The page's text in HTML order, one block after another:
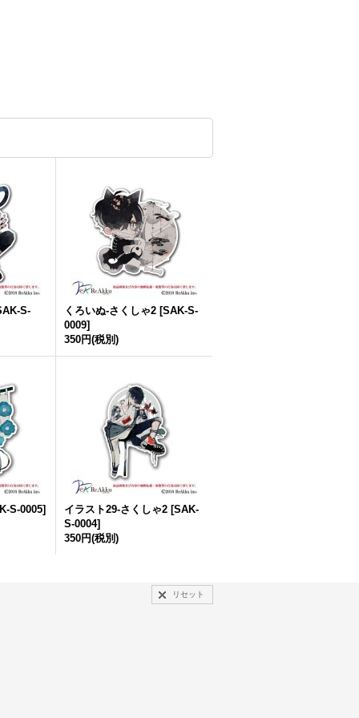
S- くろいぬ-さくしゃ2 [SAK-S-
0009]
350円(税別)
S-0005] イラスト29-さくしゃ2 [SAK-
S-0004]
350円(税別)
リセット